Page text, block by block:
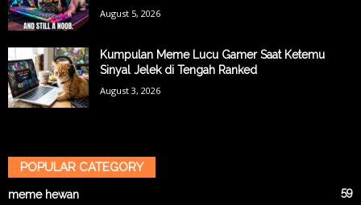
August 5, 2026
Kumpulan Meme Lucu Gamer Saat Ketemu
Sinyal Jelek di Tengah Ranked
August 3, 2026
POPULAR CATEGORY
meme hewan 59